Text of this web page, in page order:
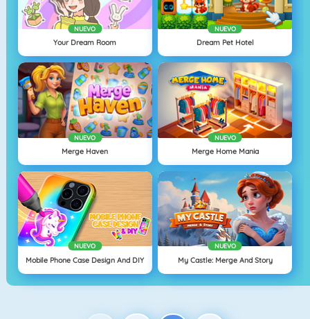
NUEVO
Your Dream Room
NUEVO
Dream Pet Hotel
NUEVO
Merge Haven
NUEVO
Merge Home Mania
NUEVO
Mobile Phone Case Design And DIY
NUEVO
My Castle: Merge And Story